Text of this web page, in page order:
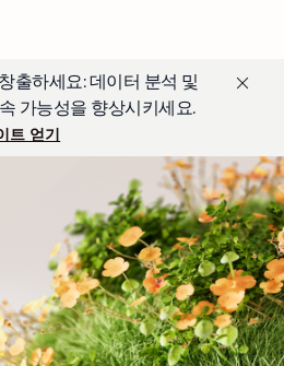
출하세요: 데이터 분석 및
가능성을 향상시키세요.
트 얻기